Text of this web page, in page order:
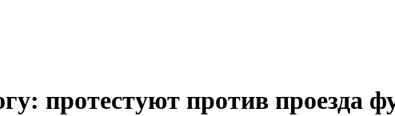
протестуют против проезда